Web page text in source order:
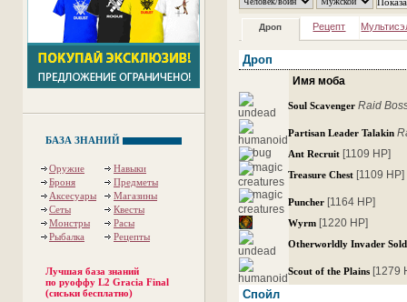
БАЗА ЗНАНИЙ
Оружие
Навыки
Броня
Предметы
Аксесуары
Магазины
Сеты
Квесты
Монстры
Расы
Рыбалка
Рецепты
Лучшая база знаний
по руоффу L2 Gracia Final
(сиськи бесплатно)
Дроп Рецепт
Дроп
Имя моба
Soul Scavenger Raid
Partisan Leader Talakin
Ant Recruit [1109 HP]
Treasure Chest [1109 HP]
Puncher [1164 HP]
Wyrm [1220 HP]
Otherworldly Invader
Scout of the Plains [1279
Спойл